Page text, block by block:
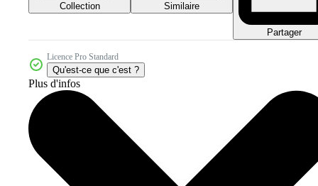
Collection Similaire
Partager
Licence Pro Standard
Qu'est-ce que c'est ?
Plus d'infos